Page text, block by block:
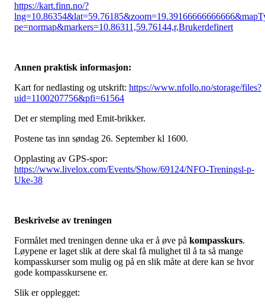
https://kart.finn.no/?
pe=normap&markers=10.86311,59.76144,r,Brukerdefinert
Annen praktisk informasjon:
Kart for nedlasting og utskrift: https://www.nfollo.no/storage/files?
uid=1100207756&pfi=61564
Det er stempling med Emit-brikker.
Postene tas inn søndag 26. September kl 1600.
Opplasting av GPS-spor:
https://www.livelox.com/Events/Show/69124/NFO-Treningsl-p-
Uke-38
Beskrivelse av treningen
Formålet med treningen denne uka er å øve på kompasskurs.
Løypene er laget slik at dere skal få mulighet til å ta så mange
kompasskurser som mulig og på en slik måte at dere kan se hvor
gode kompasskursene er.
Slik er opplegget: